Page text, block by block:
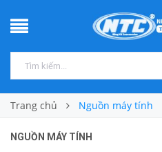
Trang chủ Nguồn máy tính
NGUỒN MÁY TÍNH